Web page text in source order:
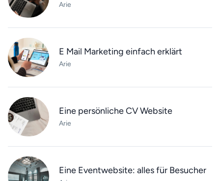
Arie
E Mail Marketing einfach erklärt
Arie
Eine persönliche CV Website
Arie
Eine Eventwebsite: alles für Besucher